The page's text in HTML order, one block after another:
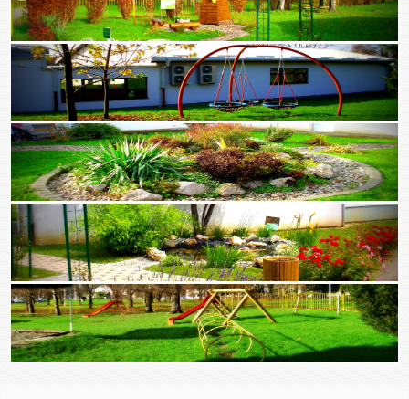
Zaključci sa 8. sjednice UV-a (20.03.2026.)
Poziv za 8. sjednicu UV-a (20.03.2026.)
Zaključci sa 7. sjednice UV-a (16.02.2026.)
Poziv za 7. sjednicu UV-a (16.02.2026.)
Zaključci sa 6. sjednice UV-a (19.01.2026.)
Poziv za 6. sjednicu UV-a (19.01.2026.)
Sjednice u 2025.
listopad - prosinac
Poziv za 4. sjednicu UV-a (4.12.2025.)
Zaključci sa 3. sjednice UV-a (6.11.2025.)
Poziv za 3. sjednicu UV-a (6.11.2025.)
Zaključci sa 2. sjednice UV-a (16.10.2025.)
Poziv za 2. sjednicu UV-a (16.10.2025.)
Zaključci sa konstituirajuće sjednice UV-a (8.10.2025.)
Poziv na konstituirajuću sjednicu UV-a (8.10.2025.)
srpanj - rujan